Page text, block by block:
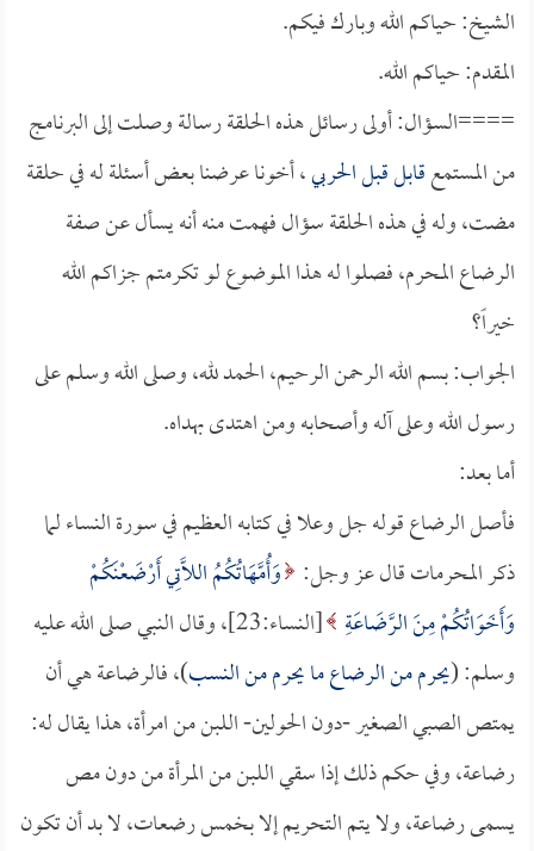
الشيخ: حياكم الله وبارك فيكم.
المقدم: حياكم الله.
====السؤال: أولى رسائل هذه الحلقة رسالة وصلت إلى البرنامج
من المستمعقابل قبل الحربي، أخونا عرضنا بعض أسئلة له في حلقة
مضت، وله في هذه الحلقة سؤال فهمت منه أنه يسأل عن صفة
الرضاع المحرم، فصلوا له هذا الموضوع لو تكرمتم جزاكم الله
خيراً؟
الجواب: بسم الله الرحمن الرحيم، الحمد لله، وصلى الله وسلم على
رسول الله وعلى آله وأصحابه ومن اهتدى بهداه.
أما بعد:
فأصل الرضاع قوله جل وعلا في كتابه العظيم في سورة النساء لما
ذكر المحرمات قال عز وجل: وَأُمَّهَاتُكُمُ اللَّاتِي أَرْضَعْنَكُمْ
وَأَخَوَاتُكُمْ مِنَ الرَّضَاعَةِ
[النساء:23]، وقال النبي صلى الله عليه
وسلم: (يحرم من الرضاع ما يحرم من النسب)، فالرضاعة هي أن
يمتص الصبي الصغير -دون الحولين- اللبن من امرأة، هذا يقال له:
رضاعة، وفي حكم ذلك إذا سقي اللبن من المرأة من دون مص
يسمى رضاعة، ولا يتم التحريم إلا بخمس رضعات، لا بد أن تكون